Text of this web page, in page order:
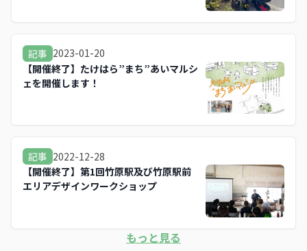
記事 2023-01-20
【開催終了】たけはら”まち”あいマルシ
ェを開催します！
記事 2022-12-28
【開催終了】第1回竹原駅及び竹原駅前
エリアデザインワークショップ
もっと見る